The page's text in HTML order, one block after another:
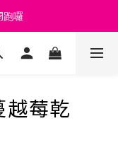
囉
越莓乾